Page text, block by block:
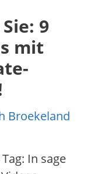
9
mit
Broekeland
In sage